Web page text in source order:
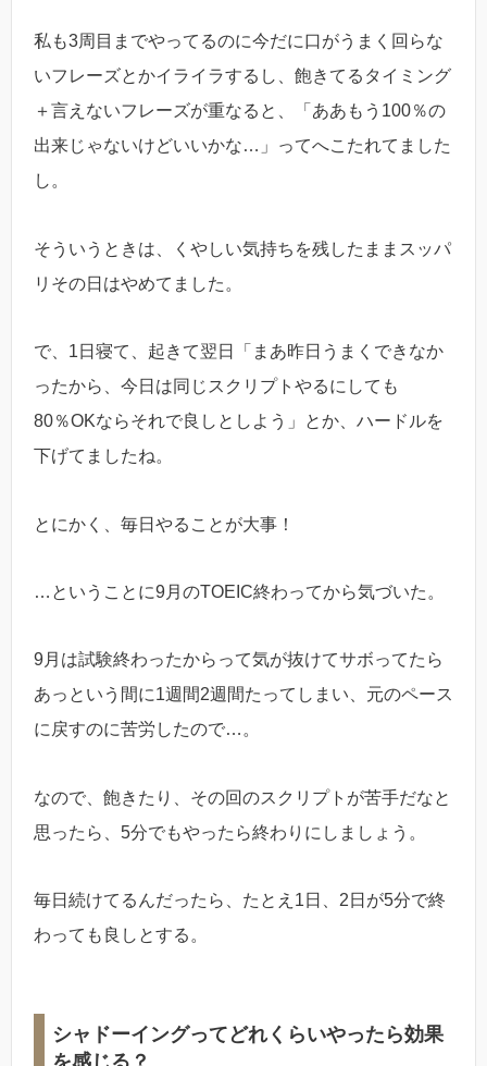
私も3周目までやってるのに今だに口がうまく回らな
いフレーズとかイライラするし、飽きてるタイミング
＋言えないフレーズが重なると、「ああもう100％の
出来じゃないけどいいかな…」ってへこたれてました
し。
そういうときは、くやしい気持ちを残したままスッパ
リその日はやめてました。
で、1日寝て、起きて翌日「まあ昨日うまくできなか
ったから、今日は同じスクリプトやるにしても
80％OKならそれで良しとしよう」とか、ハードルを
下げてましたね。
とにかく、毎日やることが大事！
…ということに9月のTOEIC終わってから気づいた。
9月は試験終わったからって気が抜けてサボってたら
あっという間に1週間2週間たってしまい、元のペース
に戻すのに苦労したので…。
なので、飽きたり、その回のスクリプトが苦手だなと
思ったら、5分でもやったら終わりにしましょう。
毎日続けてるんだったら、たとえ1日、2日が5分で終
わっても良しとする。
シャドーイングってどれくらいやったら効果